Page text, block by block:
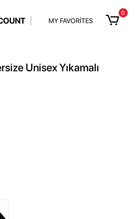
MY FAVORİTES
0
Unisex Yıkamalı